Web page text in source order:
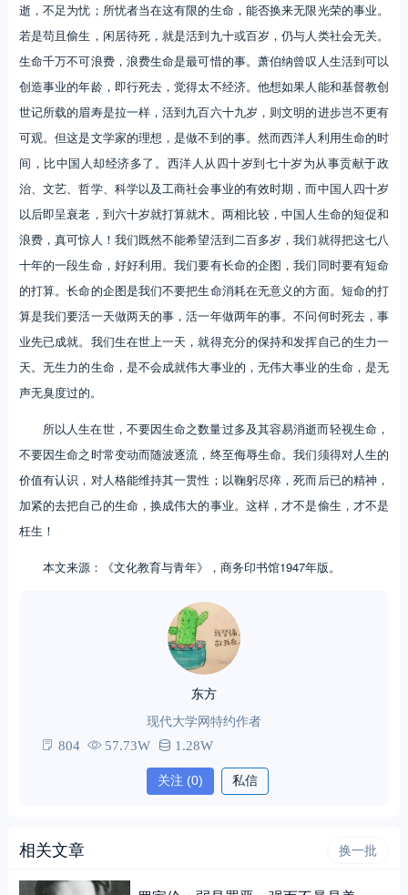
逝，不足为忧；所忧者当在这有限的生命，能否换来无限光荣的事业。
若是苟且偷生，闲居待死，就是活到九十或百岁，仍与人类社会无关。
生命千万不可浪费，浪费生命是最可惜的事。萧伯纳曾叹人生活到可以
创造事业的年龄，即行死去，觉得太不经济。他想如果人能和基督教创
世记所载的眉寿是拉一样，活到九百六十九岁，则文明的进步岂不更有
可观。但这是文学家的理想，是做不到的事。然而西洋人利用生命的时
间，比中国人却经济多了。西洋人从四十岁到七十岁为从事贡献于政
治、文艺、哲学、科学以及工商社会事业的有效时期，而中国人四十岁
以后即呈衰老，到六十岁就打算就木。两相比较，中国人生命的短促和
浪费，真可惊人！我们既然不能希望活到二百多岁，我们就得把这七八
十年的一段生命，好好利用。我们要有长命的企图，我们同时要有短命
的打算。长命的企图是我们不要把生命消耗在无意义的方面。短命的打
算是我们要活一天做两天的事，活一年做两年的事。不问何时死去，事
业先已成就。我们生在世上一天，就得充分的保持和发挥自己的生力一
天。无生力的生命，是不会成就伟大事业的，无伟大事业的生命，是无
声无臭度过的。
所以人生在世，不要因生命之数量过多及其容易消逝而轻视生命，
不要因生命之时常变动而随波逐流，终至侮辱生命。我们须得对人生的
价值有认识，对人格能维持其一贯性；以鞠躬尽瘁，死而后已的精神，
加紧的去把自己的生命，换成伟大的事业。这样，才不是偷生，才不是
枉生！
本文来源：《文化教育与青年》，商务印书馆1947年版。
东方
现代大学网特约作者
804 57.73W 1.28W
关注 (0) 私信
相关文章 换一批